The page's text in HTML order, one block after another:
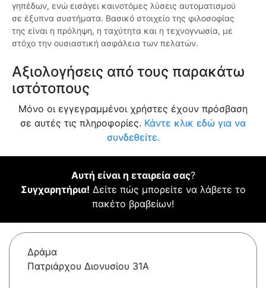
γηπέδων, ενώ εισάγει καινοτόμες λύσεις αυτοματισμού
σε έξυπνα συστήματα. Βασικό στοιχείο της φιλοσοφίας
της είναι η πρόληψη, η ταχύτητα και η τεχνογνωσία, με
στόχο την ουσιαστική ασφάλεια των πελατών.
Αξιολογήσεις από τους παρακάτω
ιστότοπους
Μόνο οι εγγεγραμμένοι χρήστες έχουν πρόσβαση
σε αυτές τις πληροφορίες. Κάντε κλικ εδώ για να
συνδεθείτε.
Αυτή είναι η εταιρεία σας?
Συγχαρητήρια! Δείτε πώς μπορείτε να λάβετε το
πακέτο βραβείων!
Δράμα
Πατριάρχου Διονυσίου 31A